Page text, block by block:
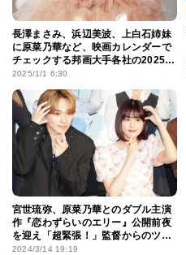
長澤まさみ、浜辺美波、上白石姉妹
に原菜乃華など、映画カレンダーで
チェックする邦画大手各社の2025年
の推し女優
2025/1/1 6:30
宮世琉弥、原菜乃華とのダブル主演
作『恋わずらいのエリー』公開前夜
を迎え「超緊張！」監督からのツッ
コミにタジタジ
2024/3/14 19:19